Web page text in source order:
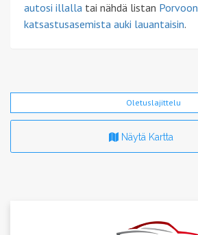
autosi illalla tai nähdä listan Porvoon
katsastusasemista auki lauantaisin.
Oletuslajittelu
Näytä Kartta